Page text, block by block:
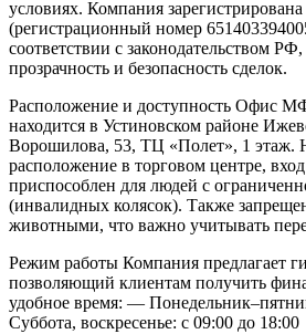
условиях. Компания
(регистрационный номер
соответствии с законодательством
прозрачность и безопасность сделок.
Расположение и доступность Офис
находится в Устиновском районе
Ворошилова, 53, ТЦ «Полет», 1 этаж.
расположение в торговом центре,
приспособлен для людей с
(инвалидных колясок). Также
животными, что важно учитывать
Режим работы Компания предлагает
позволяющий клиентам получить
удобное время: —
Суббота, воскресенье: с 09:00 до 18:00